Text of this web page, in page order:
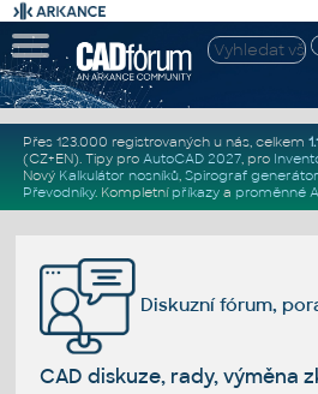
Přes 123.000 registrovaných u nás, celkem
(CZ+EN). Tipy pro AutoCAD 2027, pro
Nový Kalkulátor nosníků, Spirograf generátor
Převodníky. Kompletní příkazya proměnné
Diskuzní fórum,
CAD diskuze, rady, výměna